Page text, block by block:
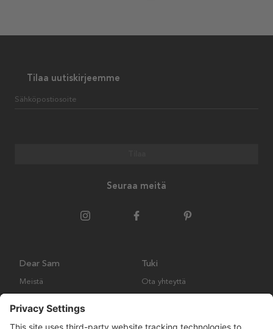
Tilaa uutiskirjeemme
Sähköpostiosoite
Seuraa meitä
Dear Sam
Meistä
Tuki
Ota yhteyttä